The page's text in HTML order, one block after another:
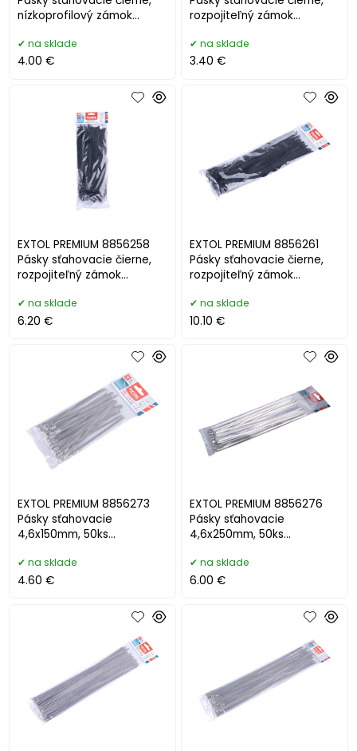
nízkoprofilový zámok
na sklade
4.00 €
rozpojiteľný zámok
na sklade
3.40 €
EXTOL PREMIUM 8856258
Pásky sťahovacie čierne,
rozpojiteľný zámok
na sklade
6.20 €
EXTOL PREMIUM 8856261
Pásky sťahovacie čierne,
rozpojiteľný zámok
na sklade
10.10 €
EXTOL PREMIUM 8856273
Pásky sťahovacie
4,6x150mm, 50ks
na sklade
4.60 €
EXTOL PREMIUM 8856276
Pásky sťahovacie
4,6x250mm, 50ks
na sklade
6.00 €